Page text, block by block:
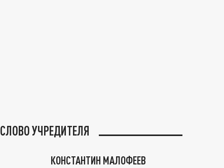
СЛОВО УЧРЕДИТЕЛЯ
КОНСТАНТИН МАЛОФЕЕВ